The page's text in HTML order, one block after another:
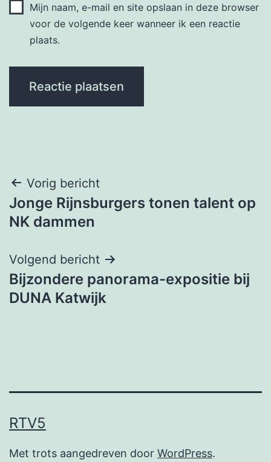
Mijn naam, e-mail en site opslaan in deze browser
voor de volgende keer wanneer ik een reactie
plaats.
Bericht
navigatie
Vorig bericht
Jonge Rijnsburgers tonen talent op
NK dammen
Volgend bericht
Bijzondere panorama-expositie bij
DUNA Katwijk
RTV5
Met trots aangedreven door WordPress.